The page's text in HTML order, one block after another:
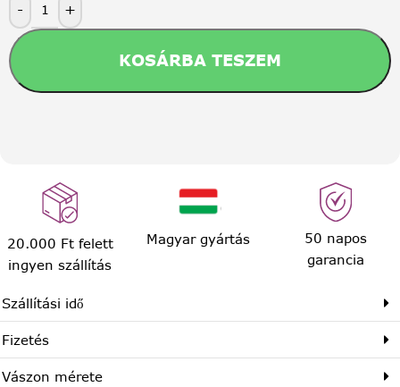
- +
KOSÁRBA TESZEM
20.000 Ft felett
ingyen szállítás
Magyar gyártás
50 napos
garancia
Szállítási idő
Fizetés
Vászon mérete